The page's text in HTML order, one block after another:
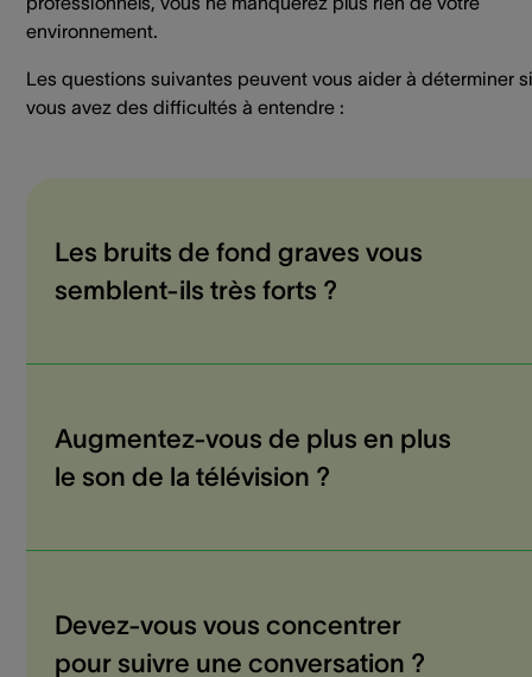
environnement.
Les questions suivantes peuvent vous aider à déterminer si
vous avez des difficultés à entendre :
Les bruits de fond graves vous
semblent-ils très forts ?
Augmentez-vous de plus en plus
le son de la télévision ?
Devez-vous vous concentrer
pour suivre une conversation ?